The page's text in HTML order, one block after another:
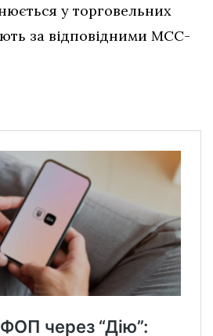
у торговельних
за відповідними МСС-